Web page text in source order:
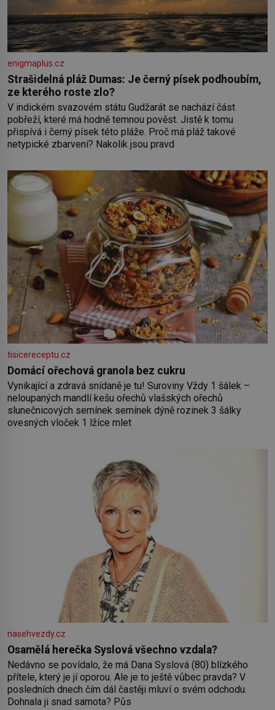
enigmaplus.cz
Strašidelná pláž Dumas: Je černý písek podhoubím,
ze kterého roste zlo?
V indickém svazovém státu Gudžarát se nachází část
pobřeží, které má hodně temnou pověst. Jistě k tomu
přispívá i černý písek této pláže. Proč má pláž takové
netypické zbarvení? Nakolik jsou pravd
tisicereceptu.cz
Domácí ořechová granola bez cukru
Vynikající a zdravá snídaně je tu! Suroviny Vždy 1 šálek –
neloupaných mandlí kešu ořechů vlašských ořechů
slunečnicových semínek semínek dýně rozinek 3 šálky
ovesných vloček 1 lžíce mlet
nasehvezdy.cz
Osamělá herečka Syslová všechno vzdala?
Nedávno se povídalo, že má Dana Syslová (80) blízkého
přítele, který je jí oporou. Ale je to ještě vůbec pravda? V
posledních dnech čím dál častěji mluví o svém odchodu.
Dohnala ji snad samota? Půs